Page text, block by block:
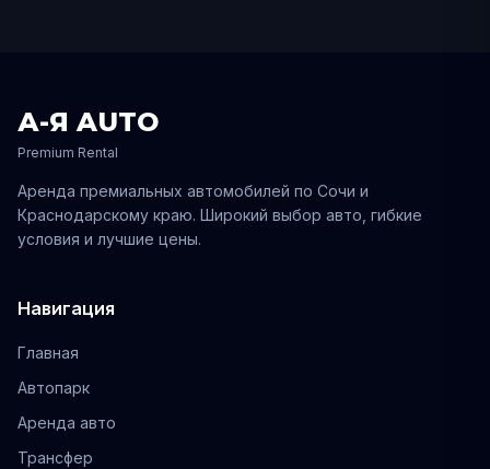
А-Я AUTO
Premium Rental
Аренда премиальных автомобилей по Сочи и
Краснодарскому краю. Широкий выбор авто, гибкие
условия и лучшие цены.
Навигация
Главная
Автопарк
Аренда авто
Трансфер